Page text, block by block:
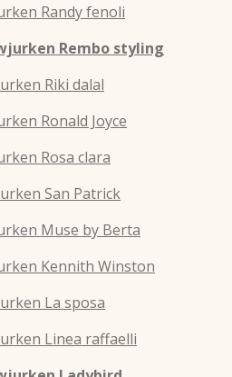
Randy fenoli
Rembo styling
Riki dalal
Ronald Joyce
Rosa clara
San Patrick
Muse by Berta
Kennith Winston
La sposa
Linea raffaelli